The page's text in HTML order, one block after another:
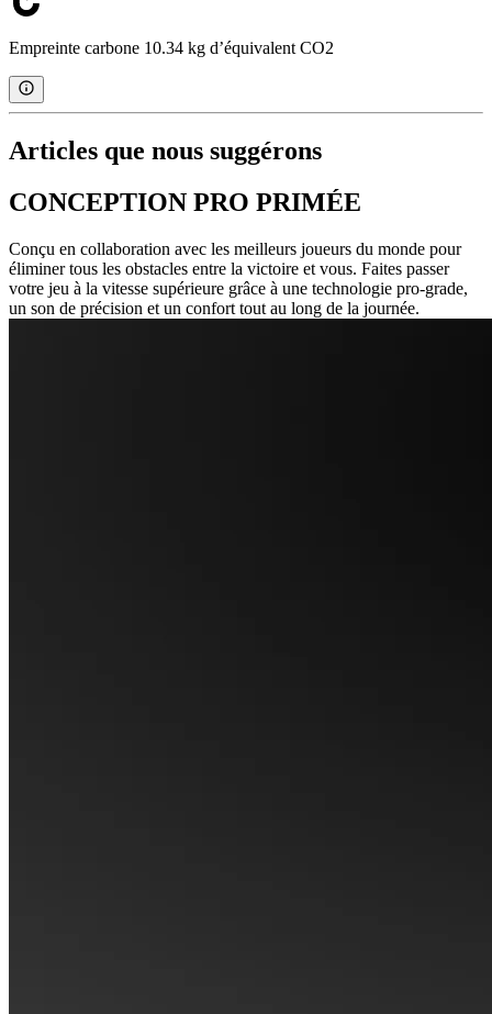
Empreinte carbone 10.34 kg d’équivalent CO2
Articles que nous suggérons
CONCEPTION PRO PRIMÉE
Conçu en collaboration avec les meilleurs joueurs du monde pour
éliminer tous les obstacles entre la victoire et vous. Faites passer
votre jeu à la vitesse supérieure grâce à une technologie pro-grade,
un son de précision et un confort tout au long de la journée.